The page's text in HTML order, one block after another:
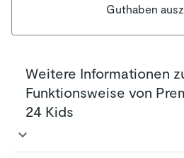
Guthaben
Weitere Informationen
Funktionsweise von
24 Kids